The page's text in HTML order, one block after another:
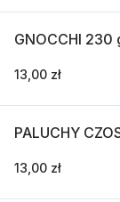
GNOCCHI
13,00 zł
PALUCHY
13,00 zł